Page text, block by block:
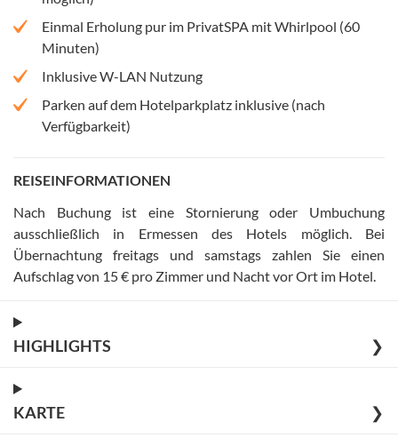
Einmal Erholung pur im PrivatSPA mit Whirlpool (60
Minuten)
Inklusive W-LAN Nutzung
Parken auf dem Hotelparkplatz inklusive (nach
Verfügbarkeit)
REISEINFORMATIONEN
Nach Buchung ist eine Stornierung oder Umbuchung
ausschließlich in Ermessen des Hotels möglich
Bei
Übernachtung freitags und samstags zahlen Sie einen
Aufschlag von 15 € pro Zimmer und Nacht vor Ort im Hotel
HIGHLIGHTS ❯
KARTE ❯